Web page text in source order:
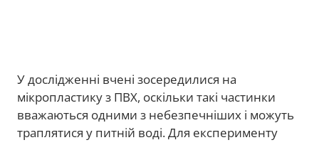
У дослідженні вчені зосередилися на
мікропластику з ПВХ, оскільки такі частинки
вважаються одними з небезпечніших і можуть
траплятися у питній воді. Для експерименту